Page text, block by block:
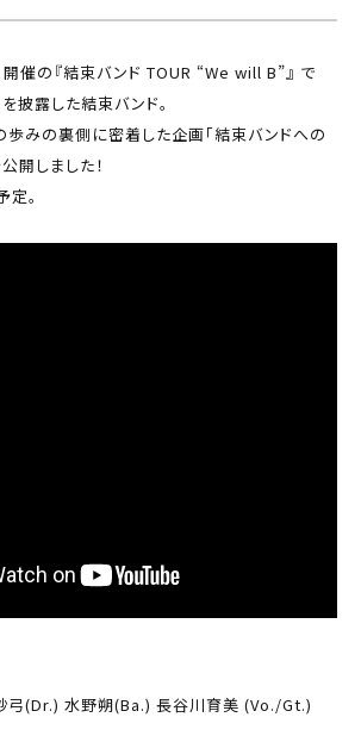
催の『結束バンド TOUR “We will B”』 で
を披露した結束バンド。
みの裏側に密着した企画「結束バンドへの
開しました！
。
弓(Dr.) 水野朔(Ba.) 長谷川育美 (Vo./Gt.)